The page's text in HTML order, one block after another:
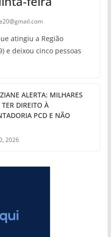
atingiu a Região
e deixou cinco pessoas
ALERTA: MILHARES
DIREITO À
PCD E NÃO
2026